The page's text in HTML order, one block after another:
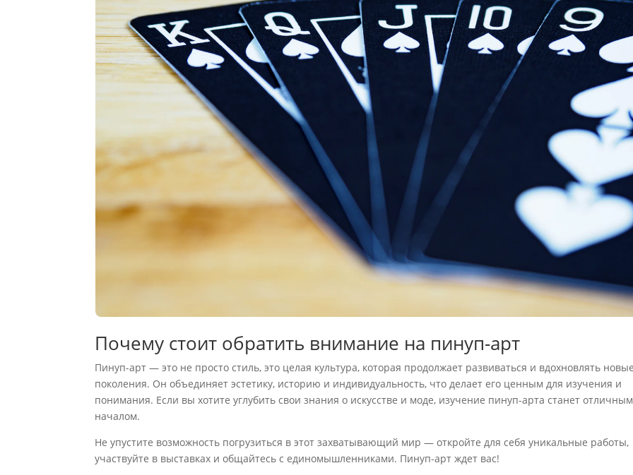
Почему стоит обратить внимание на пинуп-арт
Пинуп-арт — это не просто стиль, это целая культура, которая продолжает развиваться и вдохновлять новые
поколения. Он объединяет эстетику, историю и индивидуальность, что делает его ценным для изучения и
понимания. Если вы хотите углубить свои знания о искусстве и моде, изучение пинуп-арта станет отличным
началом.
Не упустите возможность погрузиться в этот захватывающий мир — откройте для себя уникальные работы,
участвуйте в выставках и общайтесь с единомышленниками. Пинуп-арт ждет вас!